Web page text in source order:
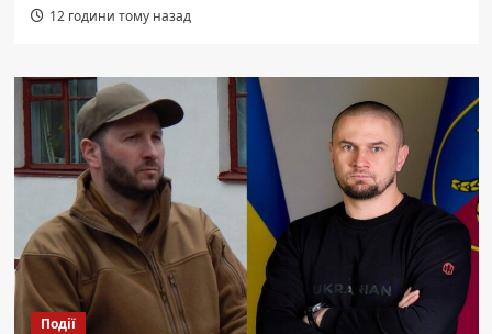
12 години тому назад
Події